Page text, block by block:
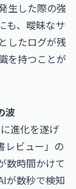
生した際の強
も、曖昧なサ
したログが残
を持つことが
波
進化を遂げ
レビュー」の
数時間かけて
が数秒で検知